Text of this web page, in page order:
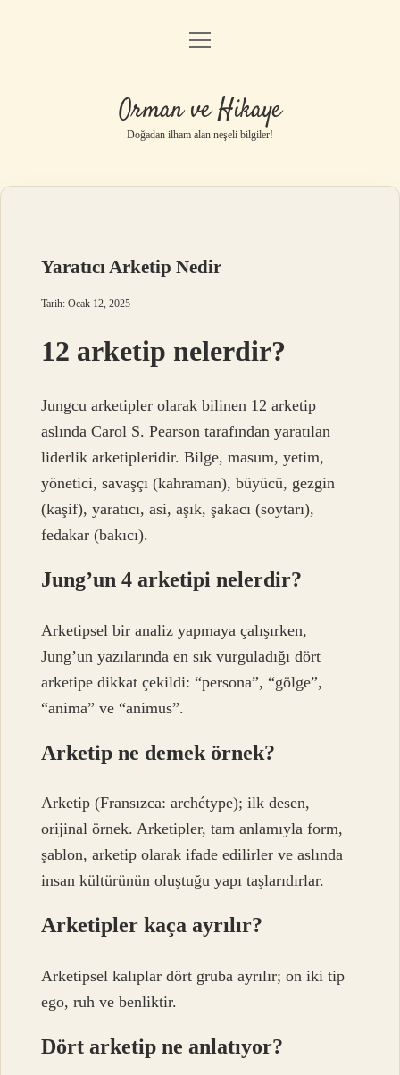
Anasayfa
Yasal Uyarı
menüyü
Orman ve Hikaye
Doğadan ilham alan neşeli bilgiler!
Yaratıcı Arketip Nedir
Tarih: Ocak 12, 2025
12 arketip nelerdir?
Jungcu arketipler olarak bilinen 12 arketip
aslında Carol S. Pearson tarafından yaratılan
liderlik arketipleridir. Bilge, masum, yetim,
yönetici, savaşçı (kahraman), büyücü, gezgin
(kaşif), yaratıcı, asi, aşık, şakacı (soytarı),
fedakar (bakıcı).
Jung’un 4 arketipi nelerdir?
Arketipsel bir analiz yapmaya çalışırken,
Jung’un yazılarında en sık vurguladığı dört
arketipe dikkat çekildi: “persona”, “gölge”,
“anima” ve “animus”.
Arketip ne demek örnek?
Arketip (Fransızca: archétype); ilk desen,
orijinal örnek. Arketipler, tam anlamıyla form,
şablon, arketip olarak ifade edilirler ve aslında
insan kültürünün oluştuğu yapı taşlarıdırlar.
Arketipler kaça ayrılır?
Arketipsel kalıplar dört gruba ayrılır; on iki tip
ego, ruh ve benliktir.
Dört arketip ne anlatıyor?